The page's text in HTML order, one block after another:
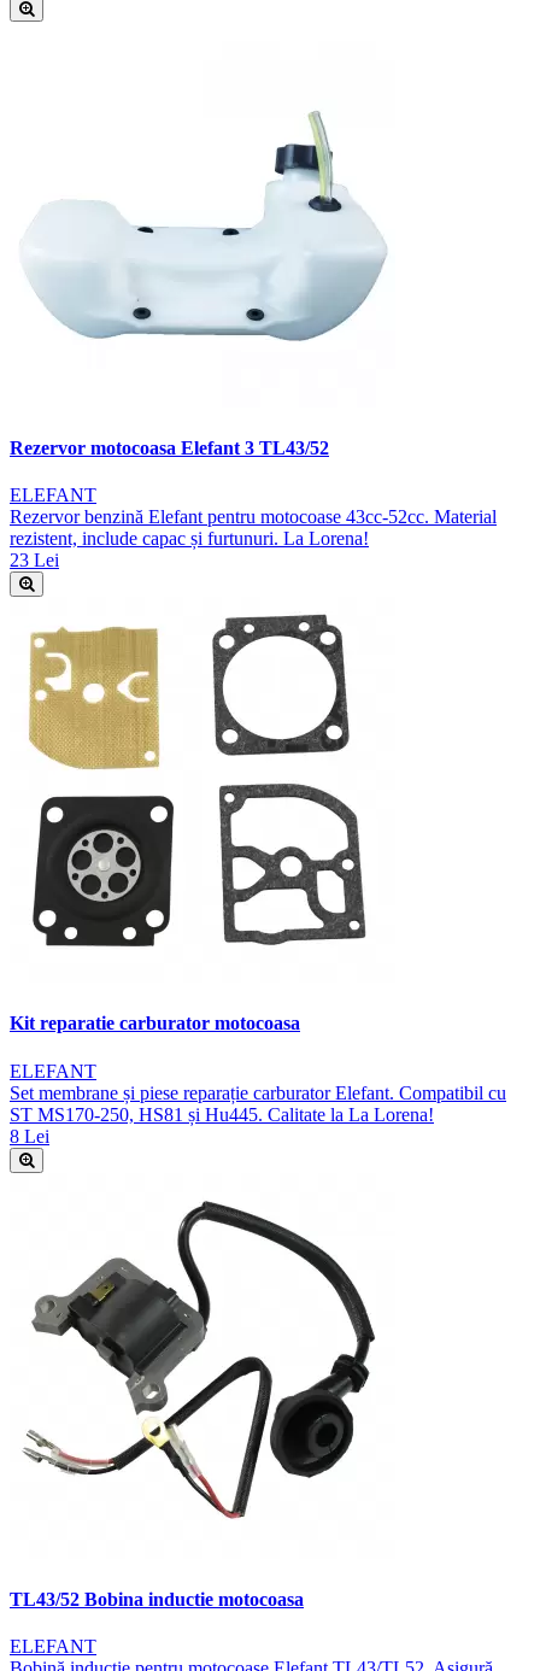
Rezervor motocoasa Elefant 3 TL43/52
ELEFANT
Rezervor benzină Elefant pentru motocoase 43cc-52cc. Material
rezistent, include capac și furtunuri. La Lorena!
23 Lei
Kit reparatie carburator motocoasa
ELEFANT
Set membrane și piese reparație carburator Elefant. Compatibil cu
ST MS170-250, HS81 și Hu445. Calitate la La Lorena!
8 Lei
TL43/52 Bobina inductie motocoasa
ELEFANT